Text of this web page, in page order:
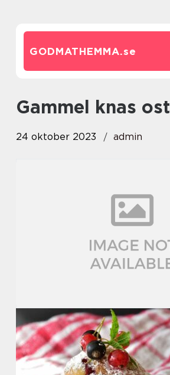
GODMATHEMMA.se
gammel knas ost
24 oktober 2023 admin